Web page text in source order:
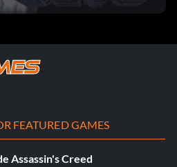
FEATURED GAMES
Assassin's Creed